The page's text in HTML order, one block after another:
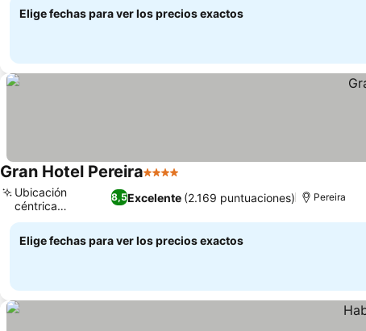
Elige fechas para ver los precios exactos
Gran Hotel Pereira4 Estrellas
8,5Excelente (2.169 puntuaciones)
Ubicación
céntrica
privilegiada
Pereira
Elige fechas para ver los precios exactos